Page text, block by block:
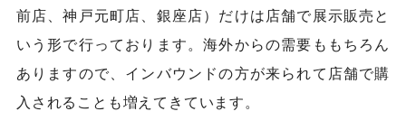
前店、神戸元町店、銀座店）だけは店舗で展示販売と
いう形で行っております。海外からの需要ももちろん
ありますので、インバウンドの方が来られて店舗で購
入されることも増えてきています。